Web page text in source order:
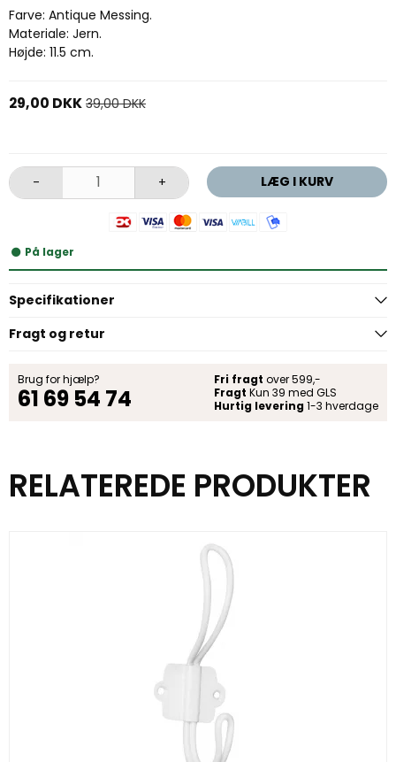
Farve: Antique Messing.
Materiale: Jern.
Højde: 11.5 cm.
29,00 DKK 39,00 DKK
- + LÆG I KURV
På lager
Specifikationer
Fragt og retur
Brug for hjælp?
61 69 54 74
Fri fragt over 599,-
Fragt Kun 39 med GLS
Hurtig levering 1-3 hverdage
RELATEREDE PRODUKTER